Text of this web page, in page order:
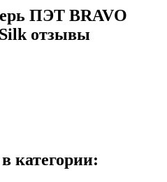
ПЭТ BRAVO
отзывы
категории: